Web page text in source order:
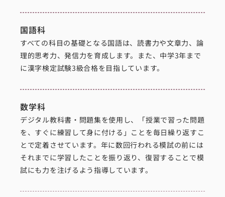
国語科
すべての科目の基礎となる国語は、読書力や文章力、論
理的思考力、発信力を育成します。また、中学3年まで
に漢字検定試験3級合格を目指しています。
数学科
デジタル教科書・問題集を使用し、「授業で習った問題
を、すぐに練習して身に付ける」ことを毎日繰り返すこ
とで定着させています。年に数回行われる模試の前には
それまでに学習したことを振り返り、復習することで模
試にも力を注げるよう指導しています。